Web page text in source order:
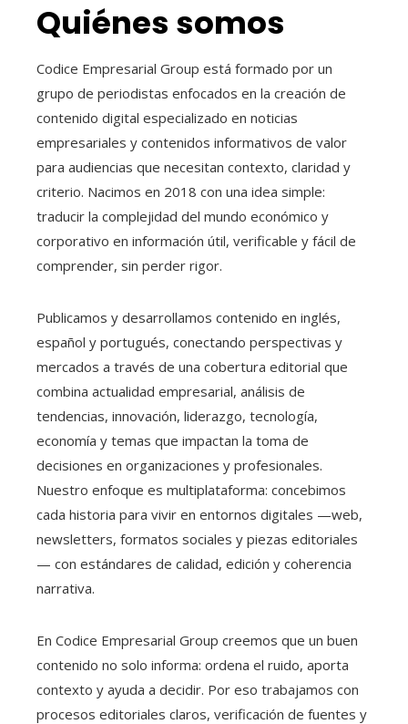
Quiénes somos
Codice Empresarial Group está formado por un
grupo de periodistas enfocados en la creación de
contenido digital especializado en noticias
empresariales y contenidos informativos de valor
para audiencias que necesitan contexto, claridad y
criterio. Nacimos en 2018 con una idea simple:
traducir la complejidad del mundo económico y
corporativo en información útil, verificable y fácil de
comprender, sin perder rigor.
Publicamos y desarrollamos contenido en inglés,
español y portugués, conectando perspectivas y
mercados a través de una cobertura editorial que
combina actualidad empresarial, análisis de
tendencias, innovación, liderazgo, tecnología,
economía y temas que impactan la toma de
decisiones en organizaciones y profesionales.
Nuestro enfoque es multiplataforma: concebimos
cada historia para vivir en entornos digitales —web,
newsletters, formatos sociales y piezas editoriales
— con estándares de calidad, edición y coherencia
narrativa.
En Codice Empresarial Group creemos que un buen
contenido no solo informa: ordena el ruido, aporta
contexto y ayuda a decidir. Por eso trabajamos con
procesos editoriales claros, verificación de fuentes y